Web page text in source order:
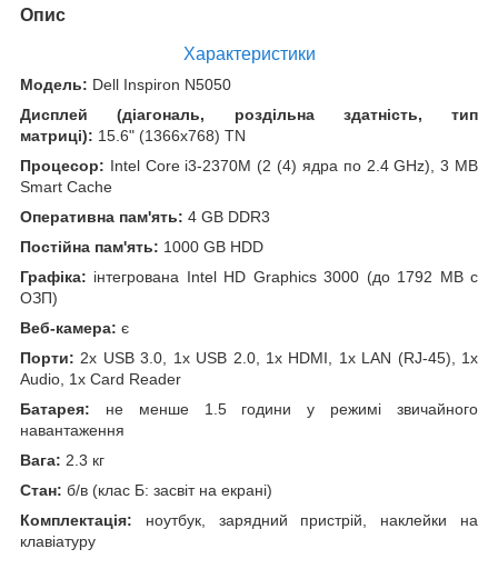
Опис
Характеристики
Модель: Dell Inspiron N5050
Дисплей (діагональ, роздільна здатність, тип
матриці): 15.6" (1366x768) TN
Процесор: Intel Core i3-2370M (2 (4) ядра по 2.4 GHz), 3 MB
Smart Cache
Оперативна пам'ять: 4 GB DDR3
Постійна пам'ять: 1000 GB HDD
Графіка: інтегрована Intel HD Graphics 3000 (до 1792 MB с
ОЗП)
Веб-камера: є
Порти: 2x USB 3.0, 1x USB 2.0, 1x HDMI, 1x LAN (RJ-45), 1x
Audio, 1x Card Reader
Батарея: не менше 1.5 години у режимі звичайного
навантаження
Вага: 2.3 кг
Стан: б/в (клас Б: засвіт на екрані)
Комплектація: ноутбук, зарядний пристрій, наклейки на
клавіатуру